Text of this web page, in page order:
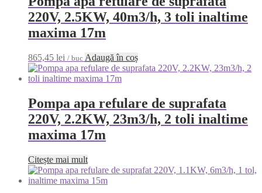
220V, 2.5KW, 40m3/h, 3 toli inaltime
maxima 17m
865,45 lei / buc Adaugă în coș
Pompa apa refulare de suprafata
220V, 2.2KW, 23m3/h, 2 toli inaltime
maxima 17m
Citește mai mult